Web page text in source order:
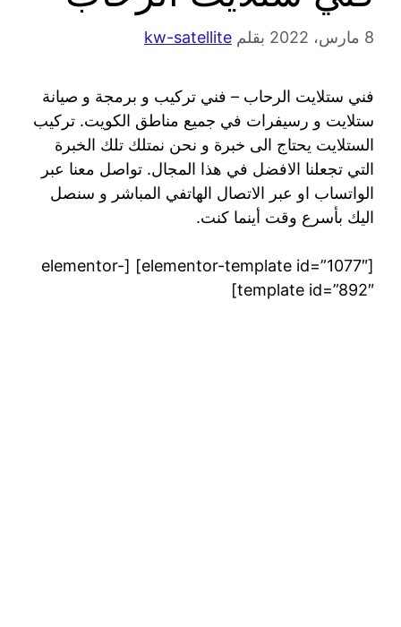
8 مارس، 2022 بقلم kw-satellite
فني ستلايت الرحاب – فني تركيب و برمجة و صيانة
ستلايت و رسيفرات في جميع مناطق الكويت. تركيب
الستلايت يحتاج الى خبرة و نحن نمتلك تلك الخبرة
التي تجعلنا الافضل في هذا المجال. تواصل معنا عبر
الواتساب او عبر الاتصال الهاتفي المباشر و سنصل
اليك بأسرع وقت أينما كنت.
[elementor-template id=”1077″] [elementor-
template id=”892″]